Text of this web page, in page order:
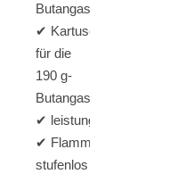
Butangaskartuschen
✔ Kartuschenkocher
für die
190 g-
Butangaskartusche
✔ leistungsstark
✔ Flamme
stufenlos